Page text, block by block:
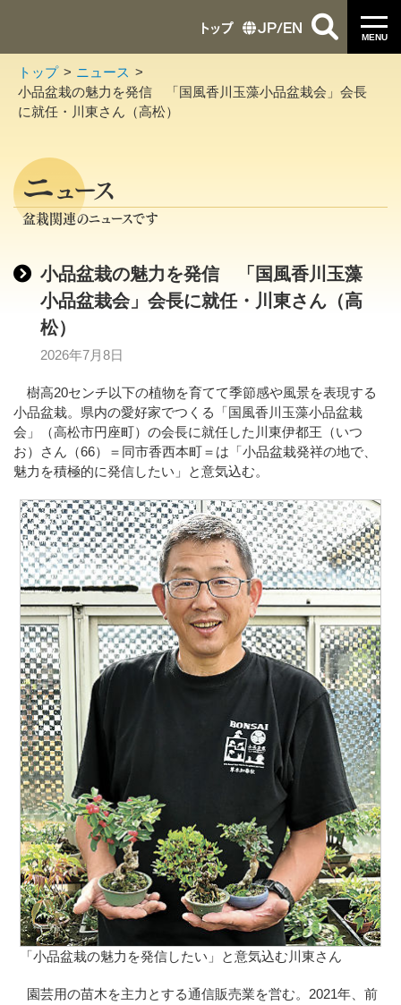
MENU
トップ JP/EN
トップ
ニュース
小品盆栽の魅力を発信 「国風香川玉藻小品盆栽会」会長
に就任・川東さん（高松）
ニュース
盆栽関連のニュースです
小品盆栽の魅力を発信 「国風香川玉藻
小品盆栽会」会長に就任・川東さん（高
松）
2026年7月8日
樹高20センチ以下の植物を育てて季節感や風景を表現する
小品盆栽。県内の愛好家でつくる「国風香川玉藻小品盆栽
会」（高松市円座町）の会長に就任した川東伊都王（いつ
お）さん（66）＝同市香西本町＝は「小品盆栽発祥の地で、
魅力を積極的に発信したい」と意気込む。
「小品盆栽の魅力を発信したい」と意気込む川東さん
園芸用の苗木を主力とする通信販売業を営む。2021年、前